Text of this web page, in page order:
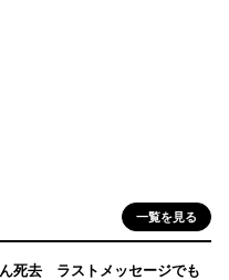
一覧を見る
死去 ラストメッセージでも